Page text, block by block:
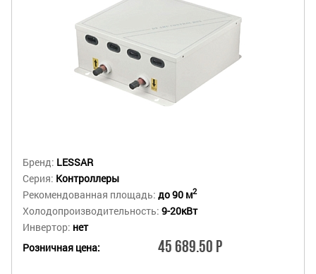
Бренд: LESSAR
Серия: Контроллеры
Рекомендованная площадь: до 90 м2
Холодопроизводительность: 9-20кВт
Инвертор: нет
Розничная цена:
45 689.50 Р